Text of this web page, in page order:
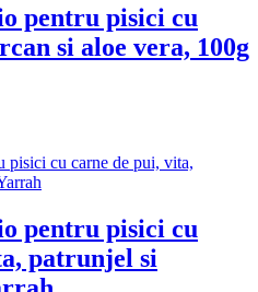
pentru pisici cu
si aloe vera, 100g
pentru pisici cu
patrunjel si